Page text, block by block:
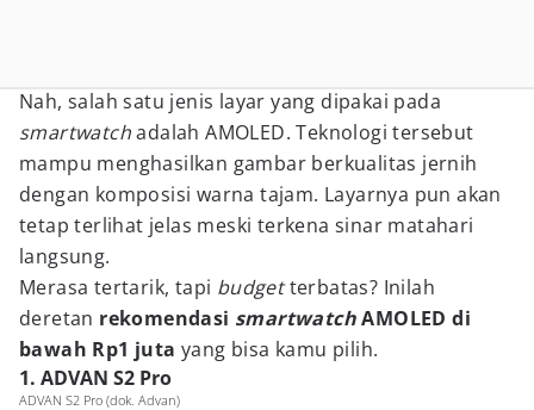
Nah, salah satu jenis layar yang dipakai pada
smartwatchadalah AMOLED. Teknologi tersebut
mampu menghasilkan gambar berkualitas jernih
dengan komposisi warna tajam. Layarnya pun akan
tetap terlihat jelas meski terkena sinar matahari
langsung.
Merasa tertarik, tapi budgetterbatas? Inilah
deretan rekomendasi smartwatchAMOLED di
bawah Rp1 juta yang bisa kamu pilih.
1. ADVAN S2 Pro
ADVAN S2 Pro (dok. Advan)